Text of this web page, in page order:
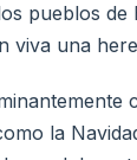
pueblos
viva una
la